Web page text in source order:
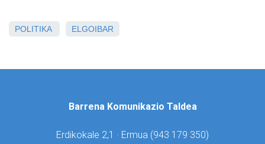
POLITIKA ELGOIBAR
Barrena Komunikazio Taldea
Erdikokale 2,1 · Ermua (943 179 350)